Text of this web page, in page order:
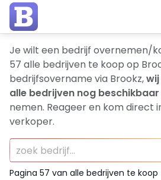
Je wilt een bedrijf overnemen/
57 alle bedrijven te koop op
bedrijfsovername via Brookz,
alle bedrijven nog beschikbaar
nemen. Reageer en kom direct
verkoper.
Pagina 57 van alle bedrijven te koop